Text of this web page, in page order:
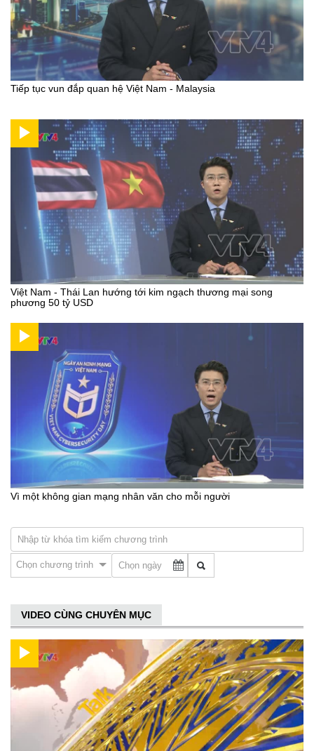
Tiếp tục vun đắp quan hệ Việt Nam - Malaysia
Việt Nam - Thái Lan hướng tới kim ngạch thương mại song
phương 50 tỷ USD
Vì một không gian mạng nhân văn cho mỗi người
Chọn chương trình
VIDEO CÙNG CHUYÊN MỤC